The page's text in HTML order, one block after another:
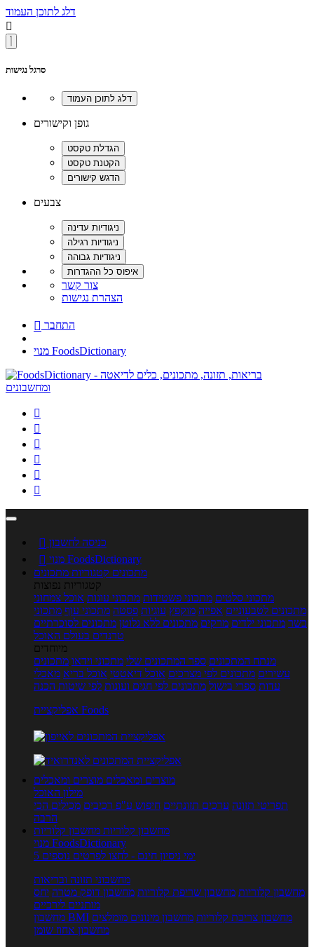
דלג לתוכן העמוד

סרגל נגישות
גופן וקישורים
צבעים
צור קשר
הצהרת נגישות
 התחבר
מנוי FoodsDictionary






 כניסה לחשבון

מנוי FoodsDictionary
מתכונים קטגוריות מתכונים
קטגוריות נפוצות
מתכוני סלטים מתכוני פשטידות מתכוני עוגות אוכל צמחוני
מתכונים לטבעוניים אפייה מוקפץ עוגיות פסטה מתכוני עוף מתכוני
בשר מתכוני ילדים מרקים מתכונים ללא גלוטן מתכונים לסוכרתיים
טרנדים בעולם האוכל
מיוחדים
מנתח המתכונים ספר המתכונים שלי מתכוני וידאו מתכונים
עשירים מתכונים לפי מצרכים אוכל דיאטטי אוכל בריא מאכלי
עדות ספרי בישול מתכונים לפי חגים ועונות לפי שיטות הכנה
אפליקציית Foods
מוצרים ומאכלים מוצרים ומאכלים
מילון האוכל
תפריטי תזונה ערכים תזונתיים חיפוש ע"פ רכיבים מכילים הכי
הרבה
מחשבון קלוריות מחשבון קלוריות
מנוי FoodsDictionary
5 ימי ניסיון חינם - לחצו לפרטים נוספים
מחשבוני תזונה ובריאות
מחשבון קלוריות מחשבון שריפת קלוריות מחשבון דופק מטרה יחס
מותניים לירכיים
מחשבון BMI
מחשבון צריכת קלוריות מחשבון מינונים מומלצים
מחשבון אחוז שומן